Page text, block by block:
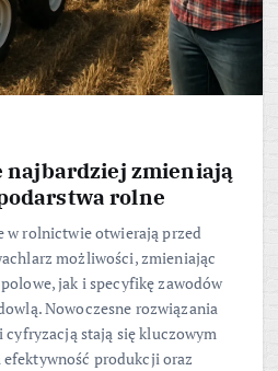
najbardziej zmieniają
rolne
w rolnictwie otwierają przed
możliwości, zmieniając
jak i specyfikę zawodów
Nowoczesne rozwiązania
cyfryzacją stają się kluczowym
produkcji oraz